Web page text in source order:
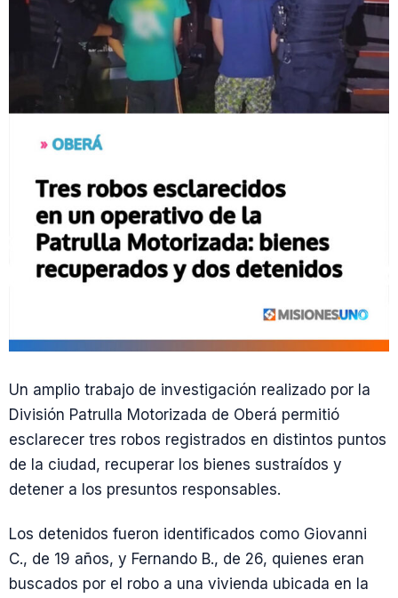
Un amplio trabajo de investigación realizado por la
División Patrulla Motorizada de Oberá permitió
esclarecer tres robos registrados en distintos puntos
de la ciudad, recuperar los bienes sustraídos y
detener a los presuntos responsables.
Los detenidos fueron identificados como Giovanni
C., de 19 años, y Fernando B., de 26, quienes eran
buscados por el robo a una vivienda ubicada en la